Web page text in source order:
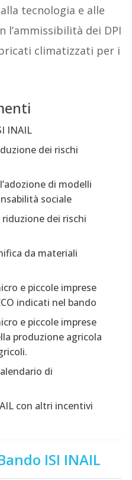
tecnologia e alle
l’ammissibilità dei DPI
climatizzati per i
INAIL
dei rischi
di modelli
sociale
dei rischi
da materiali
e piccole imprese
indicati nel bando
e piccole imprese
produzione agricola
di
con altri incentivi
ISI INAIL